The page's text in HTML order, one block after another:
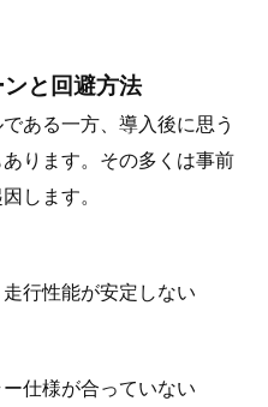
と回避方法
ある一方、導入後に思う
ります。その多くは事前
します。
行性能が安定しない
仕様が合っていない